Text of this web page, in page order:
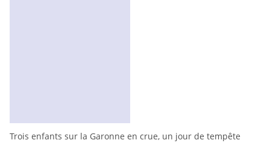
Trois enfants sur la Garonne en crue, un jour de tempête